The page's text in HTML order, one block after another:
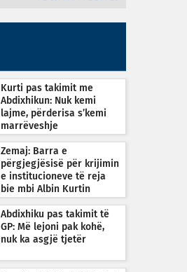
Kurti pas takimit me
Abdixhikun: Nuk kemi
lajme, përderisa s’kemi
marrëveshje
Zemaj: Barra e
përgjegjësisë për krijimin
e institucioneve të reja
bie mbi Albin Kurtin
Abdixhiku pas takimit të
GP: Më lejoni pak kohë,
nuk ka asgjë tjetër